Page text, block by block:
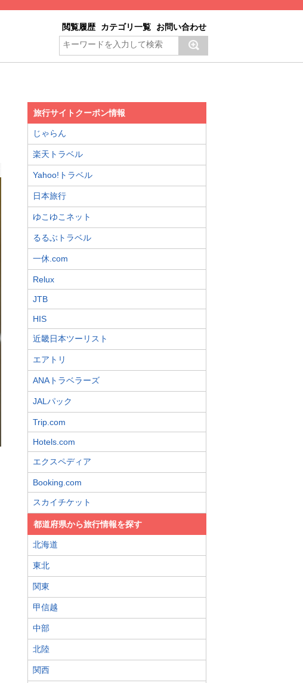
閲覧履歴 カテゴリ一覧 お問い合わせ
旅行サイトクーポン情報
じゃらん
楽天トラベル
Yahoo!トラベル
日本旅行
ゆこゆこネット
るるぶトラベル
一休.com
Relux
JTB
HIS
近畿日本ツーリスト
エアトリ
ANAトラベラーズ
JALパック
Trip.com
Hotels.com
エクスペディア
Booking.com
スカイチケット
都道府県から旅行情報を探す
北海道
東北
関東
甲信越
中部
北陸
関西